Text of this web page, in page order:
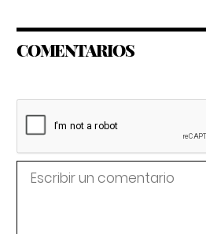
COMENTARIOS